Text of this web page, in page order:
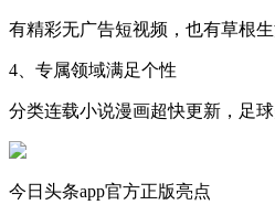
有精彩无广告短视频，也有草根
4、专属领域满足个性
分类连载小说漫画超快更新，足球
今日头条app官方正版亮点